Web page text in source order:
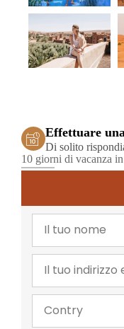
Effettuare
Di solito
10 giorni di vacanza